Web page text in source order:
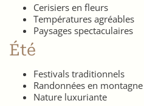
Cerisiers en fleurs
Températures agréables
Paysages spectaculaires
Été
Festivals traditionnels
Randonnées en montagne
Nature luxuriante